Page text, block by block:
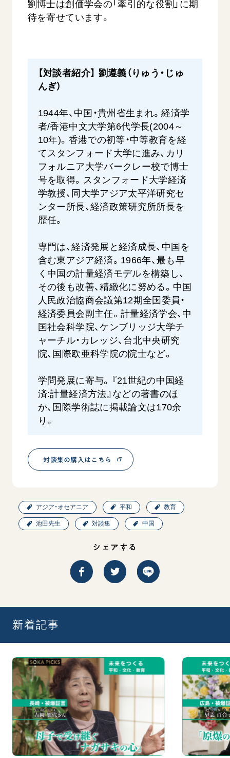
劉博士は創価学会の「牽引的な役割」に期
待を寄せています。
【対談者紹介】 劉遵義（りゅう・じゅ
んぎ）
1944年、中国・貴州省生まれ。経済学
者/香港中文大学第6代学長(2004～
10年)。香港での初等・中等教育を経
てスタンフォード大学に進み、カリ
フォルニア大学バークレー校で博士
号を取得。スタンフォード大学経済
学教授、同大学アジア太平洋研究セ
ンター所長、経済政策研究所所長を
歴任。
専門は、経済発展と経済成長、中国を
含む東アジア経済。1966年、最も早
く中国の計量経済モデルを構築し、
その後も改善、精緻化に努める。中国
人民政治協商会議第12期全国委員・
経済委員会副主任。計量経済学会、中
国社会科学院、ケンブリッジ大学チ
ャーチル・カレッジ、台北中央研究
院、国際欧亜科学院の院士など。
学問発展に寄与。『21世紀の中国経
済:計量経済方法』などの著書のほ
か、国際学術誌に掲載論文は170余
り。
対談集の購入はこちら
アジア・オセアニア 平和 教育
池田先生 対談集 中国
シェアする
新着記事